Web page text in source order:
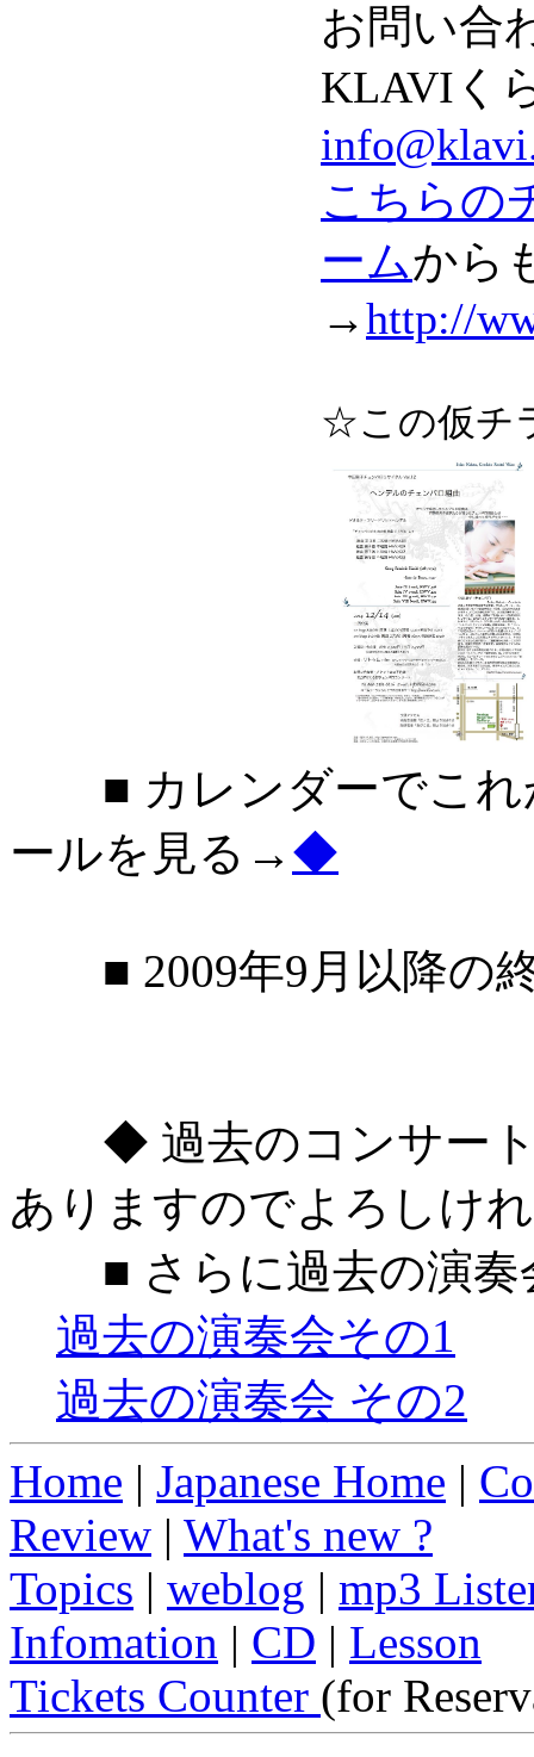
お問い合
KLAVIく
こちらの
ームから
→http://
☆この仮チ
■ カレンダーでこれ
ールを見る→ ◆
■ 2009年9月以降の
◆ 過去のコンサート
ありますのでよろしけ
■ さらに過去の演奏
過去の演奏会その1
過去の演奏会 その2
Home | Japanese Home |
Review | What's new ?
Topics | weblog | mp3
Infomation | CD | Lesson
Tickets Counter (for